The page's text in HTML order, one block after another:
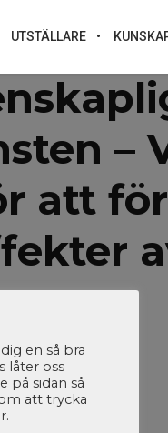
UTSTÄLLARE
–
att
en så bra
låter oss
på sidan så
att trycka